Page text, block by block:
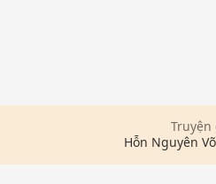
Truyện
Hỗn Nguyên